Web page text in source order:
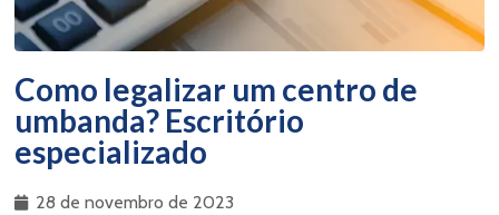
Como legalizar um centro de
umbanda? Escritório
especializado
28 de novembro de 2023